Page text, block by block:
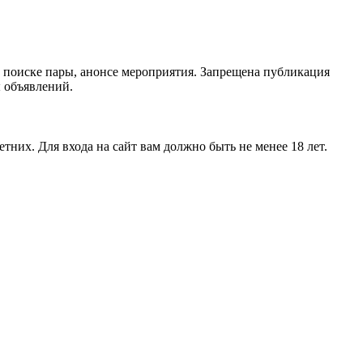
пары, анонсе мероприятия. Запрещена публикация
объявлений.
Для входа на сайт вам должно быть не менее 18 лет.